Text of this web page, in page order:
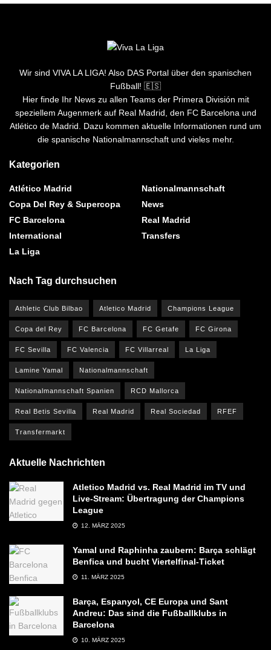
Wir sind VIVA LA LIGA! Also DAS Portal über den spanischen
Fußball! 🇪🇸
Hier finde Ihr News zu allen Teams der Primera División mit
speziellem Augenmerk auf Real Madrid, den FC Barcelona und
Atlético de Madrid. Dazu kommen aktuelle Informationen rund um
die spanische Nationalmannschaft und vieles mehr.
Kategorien
Atlético Madrid
Copa Del Rey & Supercopa
FC Barcelona
International
La Liga
Nationalmannschaft
News
Real Madrid
Transfers
Nach Tag durchsuchen
Athletic Club Bilbao Atletico Madrid Champions League
Copa del Rey FC Barcelona FC Getafe FC Girona
FC Sevilla FC Valencia FC Villarreal La Liga
Lamine Yamal Nationalmannschaft
Nationalmannschaft Spanien RCD Mallorca
Real Betis Sevilla Real Madrid Real Sociedad RFEF
Transfermarkt
Aktuelle Nachrichten
Atletico Madrid vs. Real Madrid im TV und
Live-Stream: Übertragung der Champions
League
12. MÄRZ 2025
Yamal und Raphinha zaubern: Barça schlägt
Benfica und bucht Viertelfinal-Ticket
11. MÄRZ 2025
Barça, Espanyol, CE Europa und Sant
Andreu: Das sind die Fußballklubs in
Barcelona
10. MÄRZ 2025